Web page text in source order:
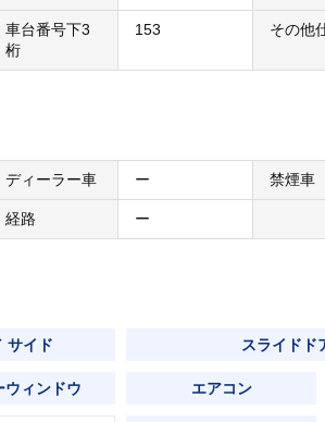
車台番号下3
桁
153 その他
ディーラー車 ー 禁煙車
経路 ー
サイド スライドド
ウィンドウ エアコン